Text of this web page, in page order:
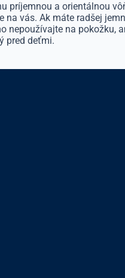
príjemnou a orientálnou
vás. Ak máte radšej
nepoužívajte na pokožku,
pred deťmi.